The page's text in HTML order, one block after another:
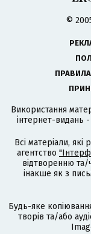
©
Використання
інтернет-видань
Всі матеріали, які
агентство
відтворенню
інакше як з
Будь-яке
творів та/або